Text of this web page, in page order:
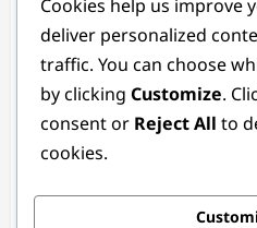
Posições de Guarda-Redes
Cookies help us improve
deliver personalized
traffic. You can choose
by clicking Customize.
consent or Reject All to
cookies.